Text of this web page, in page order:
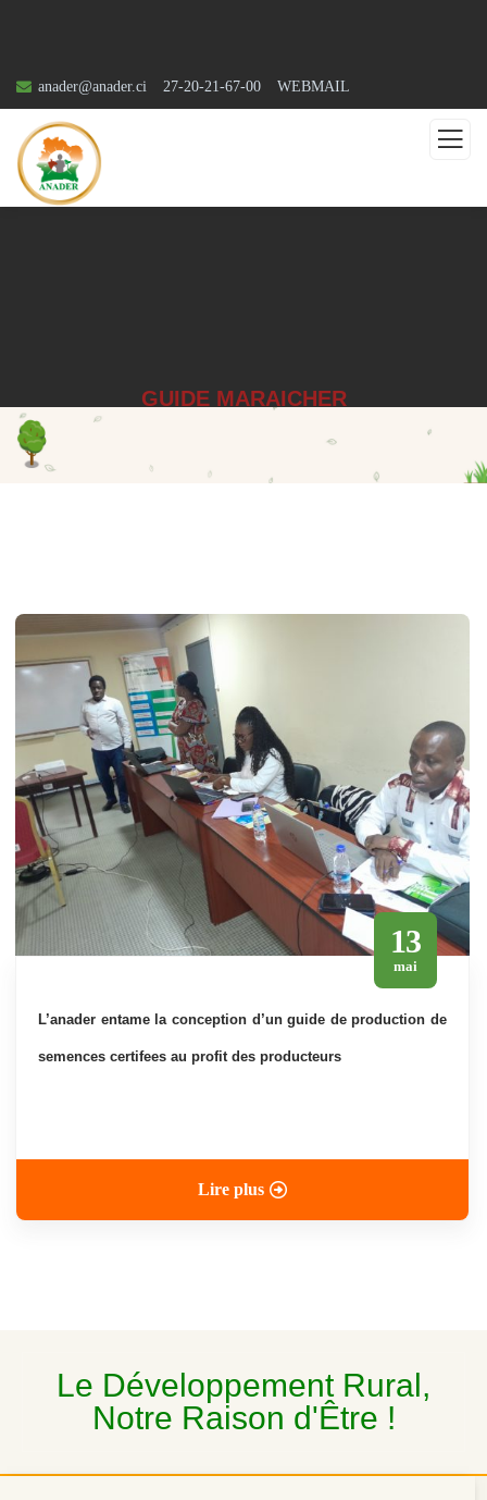
anader@anader.ci 27-20-21-67-00 WEBMAIL
GUIDE MARAICHER
13
mai
l’anader entame la conception d’un guide de production de
semences certifees au profit des producteurs
Lire plus
Le Développement Rural,
Notre Raison d'Être !